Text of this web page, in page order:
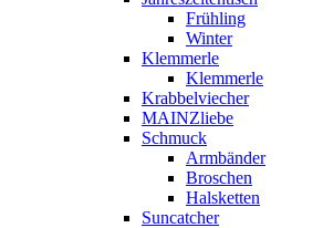
Frühling
Winter
Klemmerle
Klemmerle
Krabbelviecher
MAINZliebe
Schmuck
Armbänder
Broschen
Halsketten
Suncatcher